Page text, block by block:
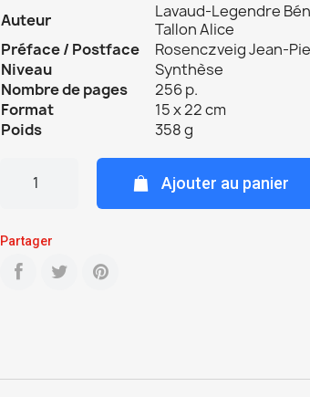
Auteur
Lavaud-Legendre
Tallon Alice
Préface / Postface
Rosenczveig Jean-
Niveau
Synthèse
Nombre de pages
256 p.
Format
15 x 22 cm
Poids
358 g
Ajouter au panier
Partager